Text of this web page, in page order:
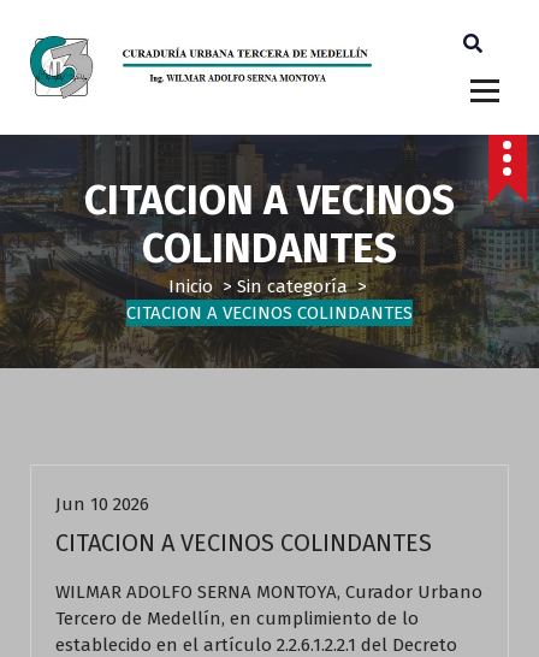
CITACION A VECINOS
COLINDANTES
Inicio>Sin categoría>
CITACION A VECINOS COLINDANTES
Jun 10 2026
CITACION A VECINOS COLINDANTES
WILMAR ADOLFO SERNA MONTOYA, Curador Urbano
Tercero de Medellín, en cumplimiento de lo
establecido en el artículo 2.2.6.1.2.2.1 del Decreto